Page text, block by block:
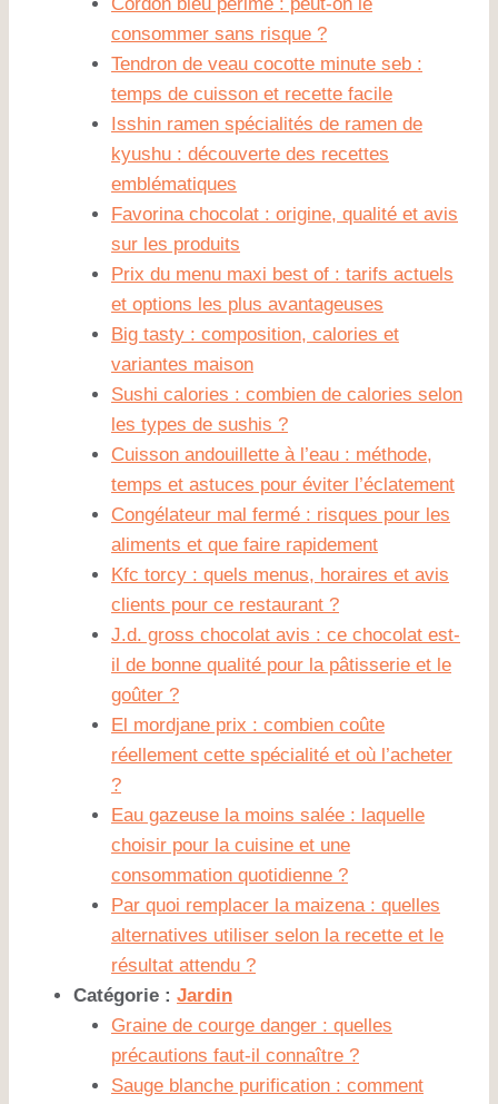
consommer sans risque ?
Tendron de veau cocotte minute seb :
temps de cuisson et recette facile
Isshin ramen spécialités de ramen de
kyushu : découverte des recettes
emblématiques
Favorina chocolat : origine, qualité et avis
sur les produits
Prix du menu maxi best of : tarifs actuels
et options les plus avantageuses
Big tasty : composition, calories et
variantes maison
Sushi calories : combien de calories selon
les types de sushis ?
Cuisson andouillette à l’eau : méthode,
temps et astuces pour éviter l’éclatement
Congélateur mal fermé : risques pour les
aliments et que faire rapidement
Kfc torcy : quels menus, horaires et avis
clients pour ce restaurant ?
J.d. gross chocolat avis : ce chocolat est-
il de bonne qualité pour la pâtisserie et le
goûter ?
El mordjane prix : combien coûte
réellement cette spécialité et où l’acheter
?
Eau gazeuse la moins salée : laquelle
choisir pour la cuisine et une
consommation quotidienne ?
Par quoi remplacer la maizena : quelles
alternatives utiliser selon la recette et le
résultat attendu ?
Catégorie : Jardin
Graine de courge danger : quelles
précautions faut-il connaître ?
Sauge blanche purification : comment